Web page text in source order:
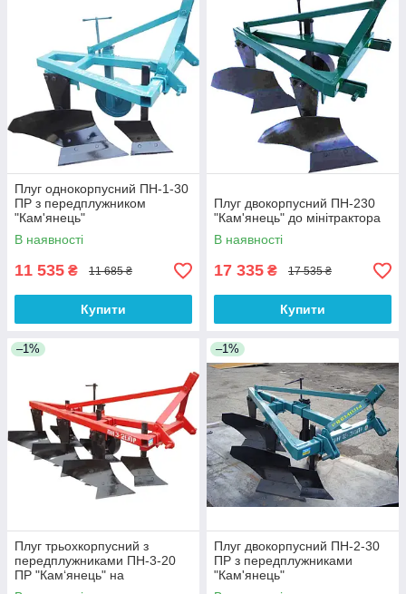
Плуг однокорпусний ПН-1-30
ПР з передплужником
"Кам'янець"
В наявності
11 535 ₴ 11 685 ₴
Купити
Плуг двокорпусний ПН-230
"Кам'янець" до мінітрактора
В наявності
17 335 ₴ 17 535 ₴
Купити
–1%
Плуг трьохкорпусний з
передплужниками ПН-3-20
ПР "Кам‘янець" на
мінітрактор
–1%
Плуг двокорпусний ПН-2-30
ПР з передплужниками
"Кам'янець"